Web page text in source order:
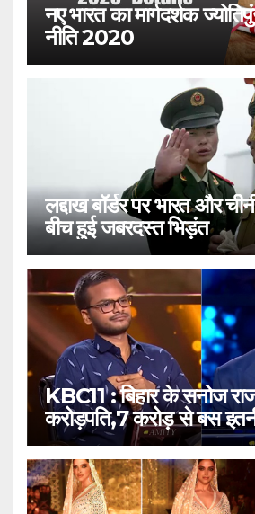
नए भारत का मार्गदर्शक
नीति 2020
लद्दाख बॉर्डर पर भारत और
बीच हुई जबरदस्त भिड़ंत
KBC11 : बिहार के सनोज
करोड़पति,7 करोड़ से बस